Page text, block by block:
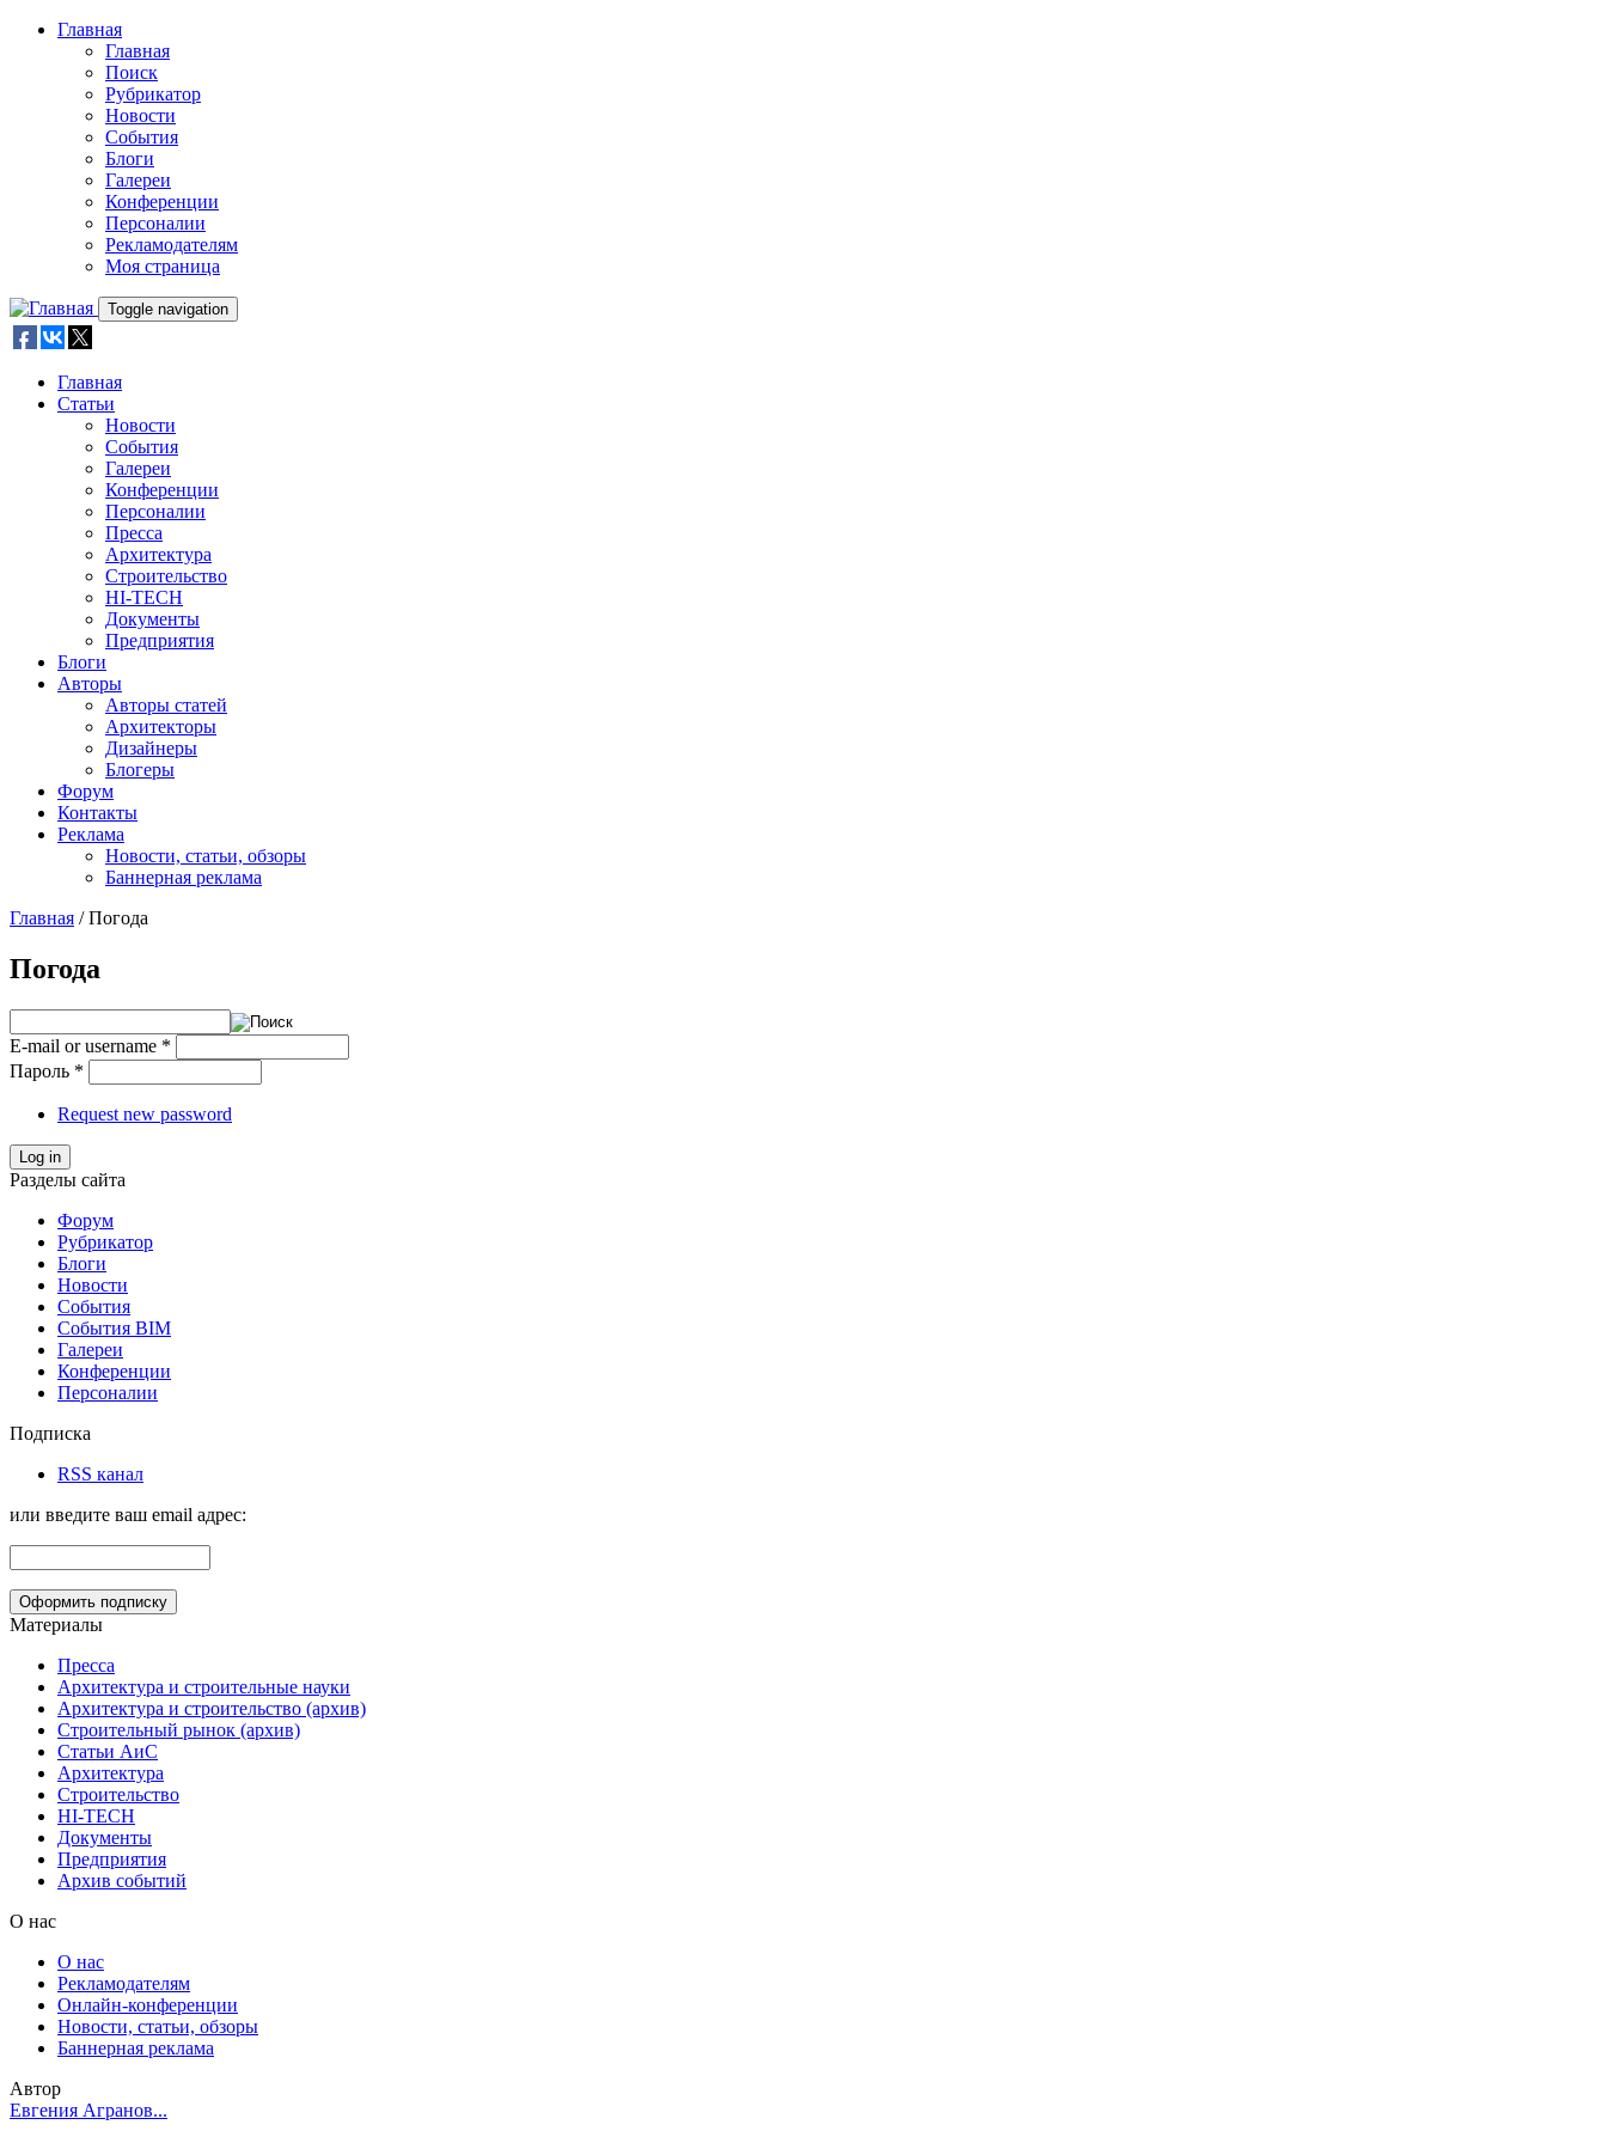
Skip to main content
Главная
Главная
Поиск
Рубрикатор
Новости
События
Блоги
Галереи
Конференции
Персоналии
Рекламодателям
Моя страница
Toggle navigation
Главная
Статьи
Новости
События
Галереи
Конференции
Персоналии
Пресса
Архитектура
Строительство
HI-TECH
Документы
Предприятия
Блоги
Авторы
Авторы статей
Архитекторы
Дизайнеры
Блогеры
Форум
Контакты
Реклама
Новости, статьи, обзоры
Баннерная реклама
Главная / Погода
Погода
E-mail or username *
Пароль *
Request new password
Log in
Разделы сайта
Форум
Рубрикатор
Блоги
Новости
События
События BIM
Галереи
Конференции
Персоналии
Подписка
RSS канал
или введите ваш email адрес:
Материалы
Пресса
Архитектура и строительные науки
Архитектура и строительство (архив)
Строительный рынок (архив)
Статьи АиС
Архитектура
Строительство
HI-TECH
Документы
Предприятия
Архив событий
О нас
О нас
Рекламодателям
Онлайн-конференции
Новости, статьи, обзоры
Баннерная реклама
Автор
Евгения Агранов...